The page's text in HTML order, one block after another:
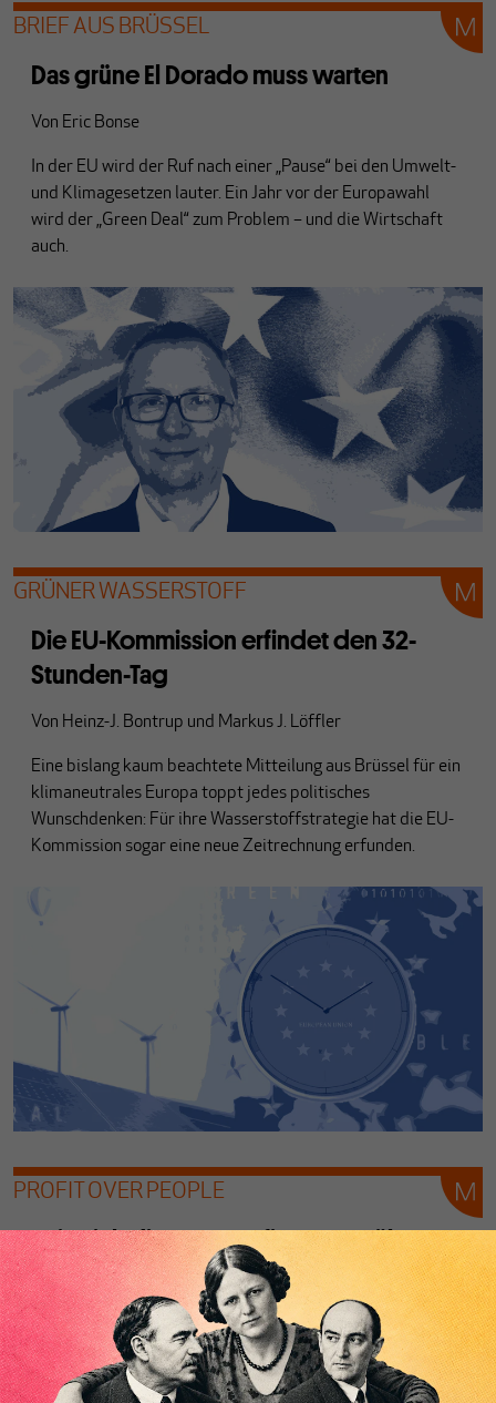
BRIEF AUS BRÜSSEL
Das grüne El Dorado muss warten
Von Eric Bonse
In der EU wird der Ruf nach einer „Pause“ bei den Umwelt-
und Klimagesetzen lauter. Ein Jahr vor der Europawahl
wird der „Green Deal“ zum Problem – und die Wirtschaft
auch.
GRÜNER WASSERSTOFF
Die EU-Kommission erfindet den 32-
Stunden-Tag
Von Heinz-J. Bontrup und Markus J. Löffler
Eine bislang kaum beachtete Mitteilung aus Brüssel für ein
klimaneutrales Europa toppt jedes politisches
Wunschdenken: Für ihre Wasserstoffstrategie hat die EU-
Kommission sogar eine neue Zeitrechnung erfunden.
PROFIT OVER PEOPLE
Wie sich die EU von Pfizer & Co. über
den Tisch ziehen lässt
VonEric Bonse
Ursula von der Leyen steht wegen der Pfizer-Affäre
zunehmend im Kreuzfeuer. Der Vorwurf: Brüssel habe